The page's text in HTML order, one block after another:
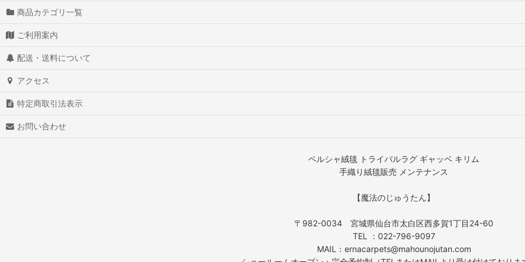
商品カテゴリ一覧
ご利用案内
配送・送料について
アクセス
特定商取引法表示
お問い合わせ
ペルシャ絨毯 トライバルラグ ギャッベ キリム
手織り絨毯販売 メンテナンス
【魔法のじゅうたん】
〒982-0034 宮城県仙台市太白区西多賀1丁目24-60
TEL ：022-796-9097
MAIL：ernacarpets@mahounojutan.com